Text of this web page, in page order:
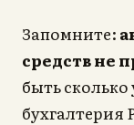
Запомните:
средств не
быть
бухгалтерия